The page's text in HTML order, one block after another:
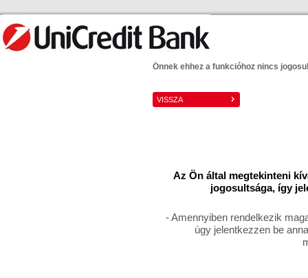
Önnek ehhez a funkcióhoz nincs
Az Ön által megtekinteni
jogosultsága, így
- Amennyiben rendelkezik
úgy jelentkezzen be